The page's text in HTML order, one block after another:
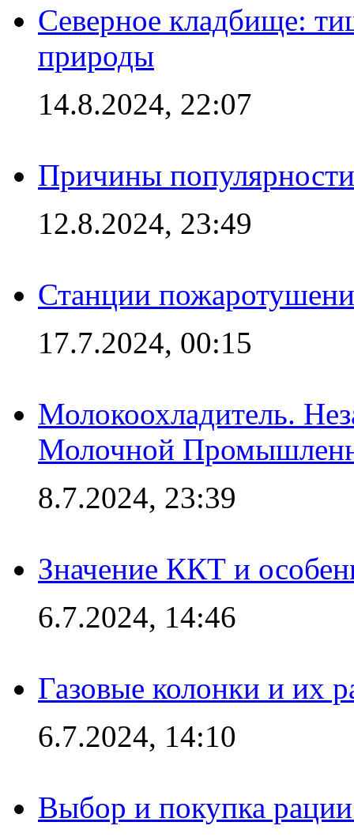
Северное кладбище:
природы
14.8.2024, 22:07
Причины
12.8.2024, 23:49
Станции
17.7.2024, 00:15
Молокоохладитель.
Молочной
8.7.2024, 23:39
Значение ККТ и
6.7.2024, 14:46
Газовые колонки и их
6.7.2024, 14:10
Выбор и покупка